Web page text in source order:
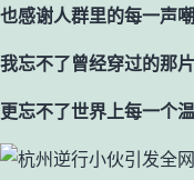
也感谢人群里的每一声嘲
我忘不了曾经穿过的那片
更忘不了世界上每一个